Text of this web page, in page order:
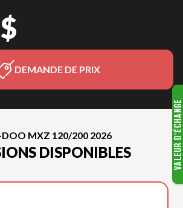
DEMANDE DE PRIX
DOO MXZ 120/200 2026
DISPONIBLES